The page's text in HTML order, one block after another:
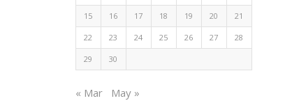
15 16 17 18 19 20 21
22 23 24 25 26 27 28
29 30
« Mar May »